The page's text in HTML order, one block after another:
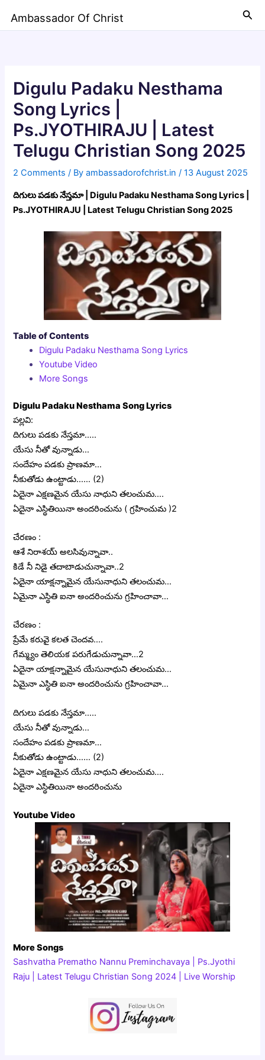
Ambassador Of Christ
Digulu Padaku Nesthama
Song Lyrics |
Ps.JYOTHIRAJU | Latest
Telugu Christian Song 2025
2 Comments / Byambassadorofchrist.in/13 August 2025
దిగులు పడకు నేస్తమా | Digulu Padaku Nesthama Song Lyrics |
Ps.JYOTHIRAJU | Latest Telugu Christian Song 2025
Table of Contents
Digulu Padaku Nesthama Song Lyrics
Youtube Video
More Songs
Digulu Padaku Nesthama Song Lyrics
పల్లవి:
దిగులు పడకు నేస్తమా…..
యేసు నీతో వున్నాడు…
సందేహం పడకు ప్రాణమా…
నీకుతోడు ఉంట్టాడు…… (2)
ఏదైనా ఎక్షణమైన యేసు నాధుని తలంచుమ….
ఏదైనా ఎస్థితియినా అందరించును ( గ్రహించుమ )2
చేరణం :
ఆశే నిరాశయ్ అలసివున్నావా..
కిడే నీ నిడై తదాబాడుచున్నావా..2
ఏదైనా యాక్షన్నామైన యేసునాధుని తలంచుమ…
ఏమైనా ఎస్థితి ఐనా అందరించును గ్రహించావా…
చేరణం :
ప్రేమే కరువై కలత చెందవ….
గేమ్మ్యం తెలియక పరుగేడుచున్నావా…2
ఏదైనా యాక్షన్నామైన యేసునాధుని తలంచుమ…
ఏమైనా ఎస్థితి ఐనా అందరించును గ్రహించావా…
దిగులు పడకు నేస్తమా…..
యేసు నీతో వున్నాడు…
సందేహం పడకు ప్రాణమా…
నీకుతోడు ఉంట్టాడు…… (2)
ఏదైనా ఎక్షణమైన యేసు నాధుని తలంచుమ….
ఏదైనా ఎస్థితియినా అందరించును
Youtube Video
More Songs
Sashvatha Prematho Nannu Preminchavaya | Ps.Jyothi
Raju | Latest Telugu Christian Song 2024 | Live Worship